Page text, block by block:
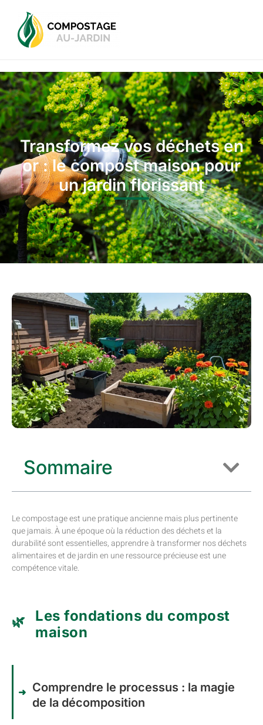
Transformez vos déchets en
or : le compost maison pour
un jardin florissant
Sommaire
Le compostage est une pratique ancienne mais plus pertinente
que jamais. À une époque où la réduction des déchets et la
durabilité sont essentielles, apprendre à transformer nos déchets
alimentaires et de jardin en une ressource précieuse est une
compétence vitale.
Les fondations du compost
maison
Comprendre le processus : la magie
de la décomposition